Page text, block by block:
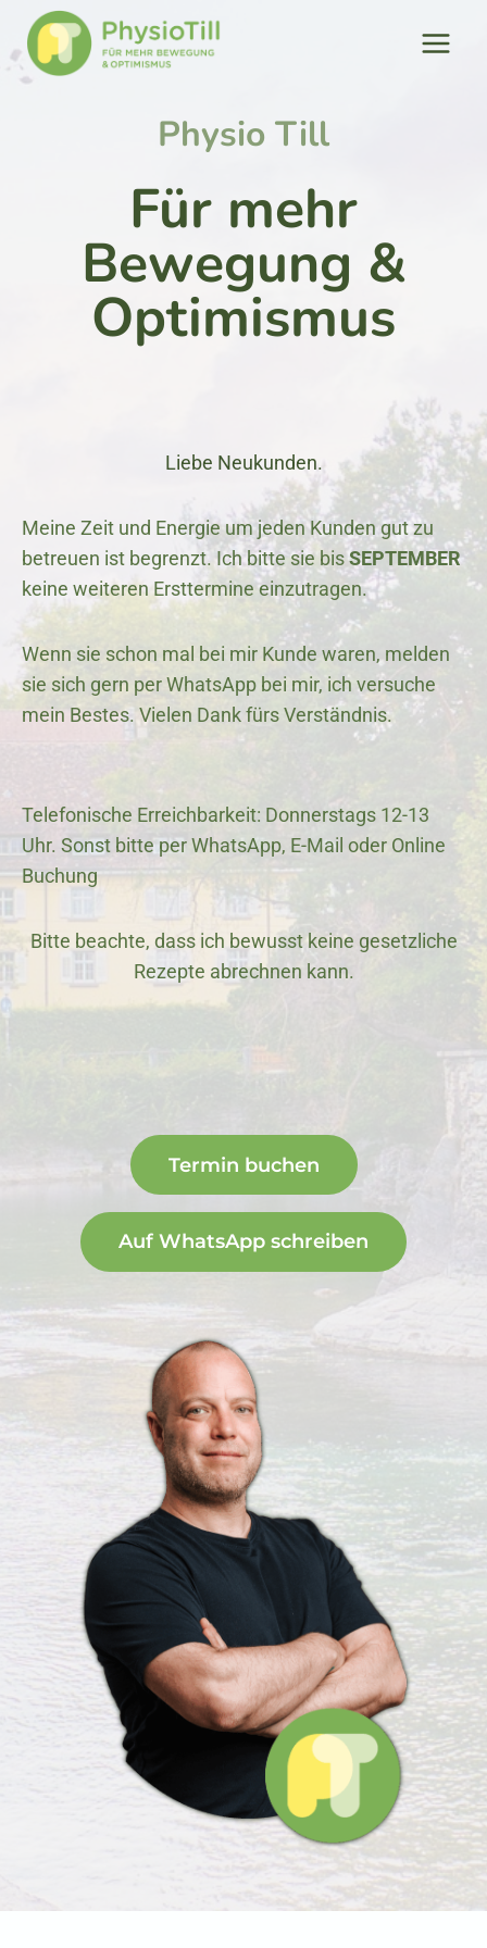
Zum
Inhalt
springen
Physio Till
Für mehr
Bewegung &
Optimismus
Liebe Neukunden.
Meine Zeit und Energie um jeden Kunden gut zu
betreuen ist begrenzt. Ich bitte sie bisSEPTEMBER
keine weiteren Ersttermine einzutragen.
Wenn sie schon mal bei mir Kunde waren, melden
sie sich gern per WhatsApp bei mir, ich versuche
mein Bestes. Vielen Dank fürs Verständnis.
Telefonische Erreichbarkeit: Donnerstags 12-13
Uhr. Sonst bitte per WhatsApp, E-Mail oder Online
Buchung
Bitte beachte, dass ich bewusst keine gesetzliche
Rezepte abrechnen kann.
Termin buchen
Auf WhatsApp schreiben